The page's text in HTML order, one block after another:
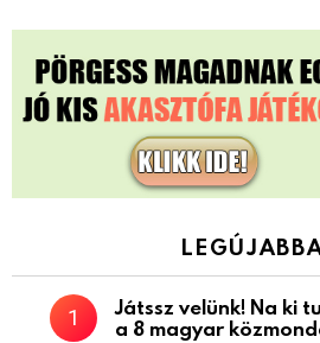
Játssz velünk! Na ki
a 8 magyar